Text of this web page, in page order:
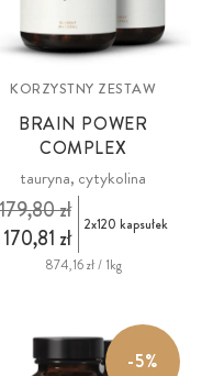
KORZYSTNY ZESTAW
BRAIN POWER
COMPLEX
tauryna, cytykolina
170,81 zł
zł 2x120 kapsułek
874,16 zł / 1kg
-5%